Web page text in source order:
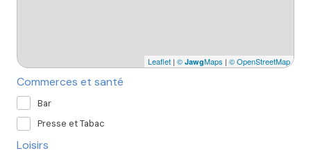
Leaflet | © JawgMaps | © OpenStreetMap
Commerces et santé
Bar
Presse et Tabac
Loisirs